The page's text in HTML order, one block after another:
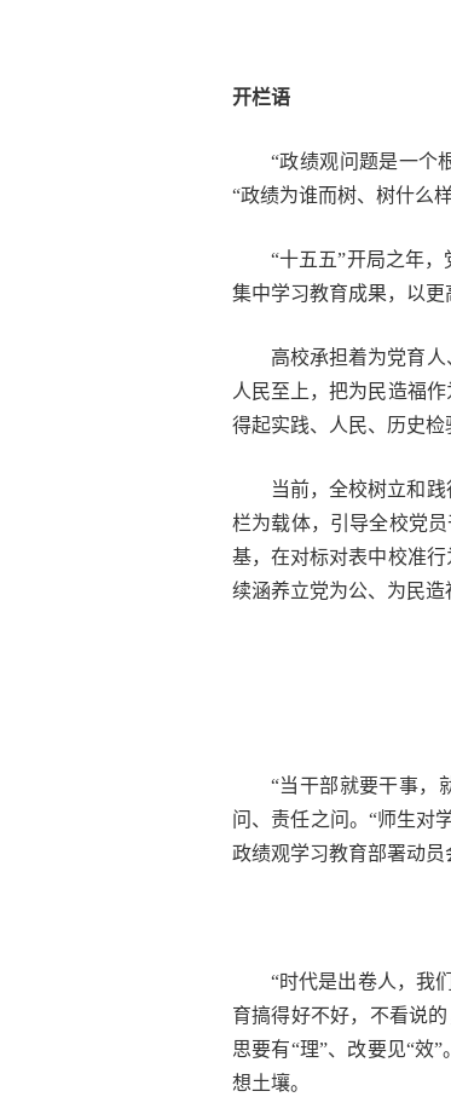
开栏语
“政绩观问题是一个
“政绩为谁而树、树什么
“十五五”开局之年
集中学习教育成果，以更
高校承担着为党育
人民至上，把为民造福
得起实践、人民、历史检
当前，全校树立和
栏为载体，引导全校党
基，在对标对表中校准
续涵养立党为公、为民造
“当干部就要干事，
问、责任之问。“师生对
政绩观学习教育部署动员
“时代是出卷人，我
育搞得好不好，不看说
思要有“理”、改要见“效
想土壤。